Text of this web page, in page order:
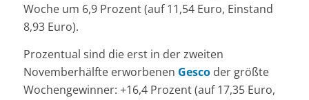
Woche um 6,9 Prozent (auf 11,54 Euro, Einstand
8,93 Euro).
Prozentual sind die erst in der zweiten
Novemberhälfte erworbenen Gescoder größte
Wochengewinner: +16,4 Prozent (auf 17,35 Euro,